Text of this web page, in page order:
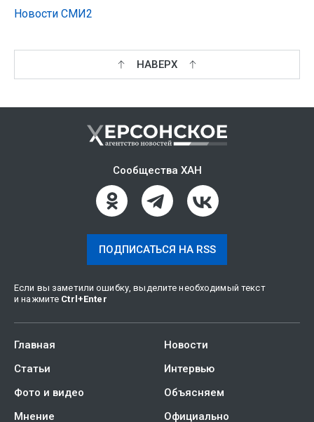
Новости СМИ2
НАВЕРХ
Сообщества ХАН
ПОДПИСАТЬСЯ НА RSS
Если вы заметили ошибку, выделите необходимый текст
и нажмите Ctrl +Enter
Главная
Новости
Статьи
Интервью
Фото и видео
Объясняем
Мнение
Официально